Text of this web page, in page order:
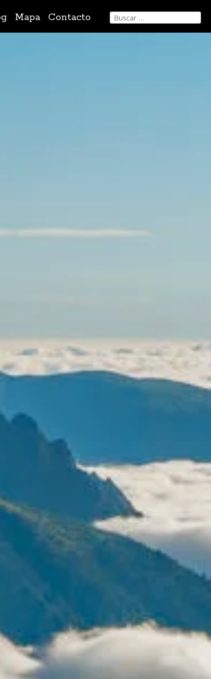
Mapa Contacto Buscar: